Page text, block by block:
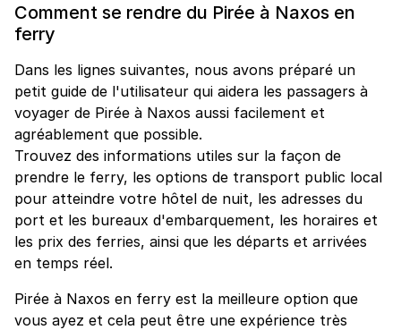
Comment se rendre du Pirée à Naxos en
ferry
Dans les lignes suivantes, nous avons préparé un
petit guide de l'utilisateur qui aidera les passagers à
voyager de Pirée à Naxos aussi facilement et
agréablement que possible.
Trouvez des informations utiles sur la façon de
prendre le ferry, les options de transport public local
pour atteindre votre hôtel de nuit, les adresses du
port et les bureaux d'embarquement, les horaires et
les prix des ferries, ainsi que les départs et arrivées
en temps réel.
Pirée à Naxos en ferry est la meilleure option que
vous ayez et cela peut être une expérience très